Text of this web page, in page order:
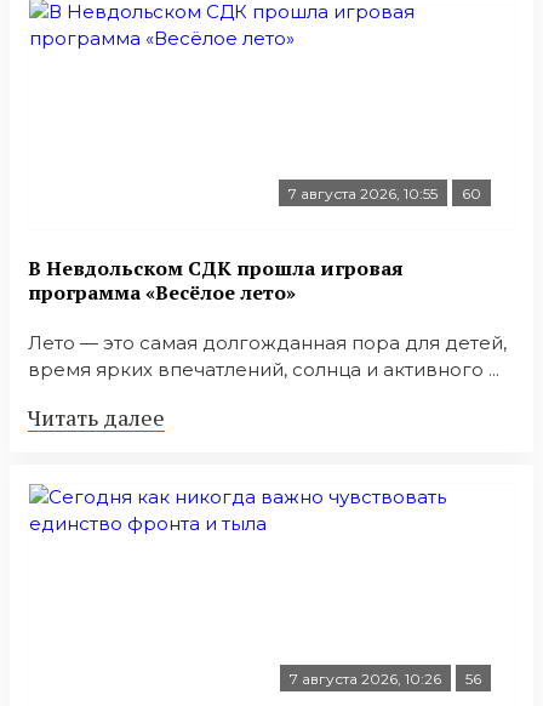
7 августа 2026, 10:55 60
В Невдольском СДК прошла игровая
программа «Весёлое лето»
Лето — это самая долгожданная пора для детей,
время ярких впечатлений, солнца и активного ...
Читать далее
7 августа 2026, 10:26 56